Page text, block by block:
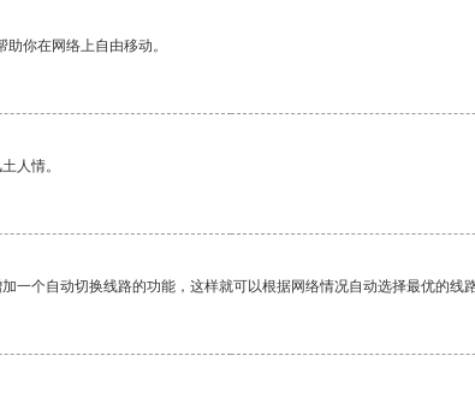
你在网络上自由移动。
人情。
个自动切换线路的功能，这样就可以根据网络情况自动选择最优的线